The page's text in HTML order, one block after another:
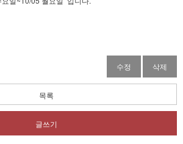
수정 삭제
목록
글쓰기